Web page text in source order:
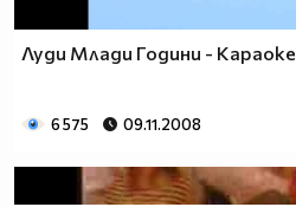
Луди Млади Години - Караоке
6 575 09.11.2008